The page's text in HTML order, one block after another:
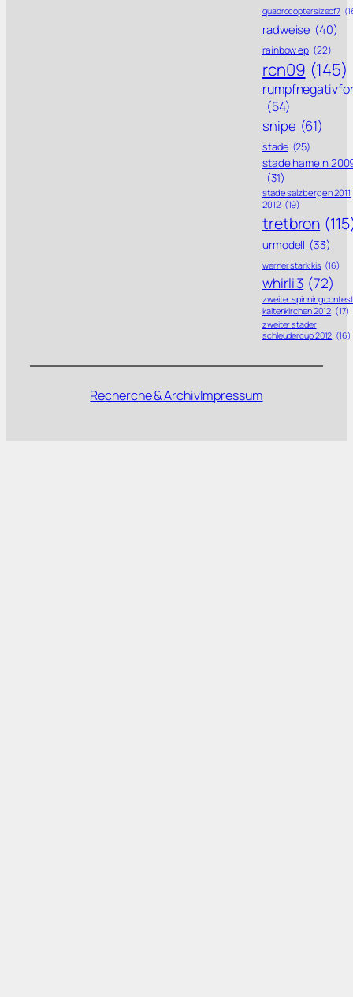
quadrocoptersizeof7
radweise (40)
rainbow ep (22)
rcn09 (145)
(54)
snipe (61)
stade (25)
stade hameln
(31)
stade salzbergen 2011
2012 (19)
tretbron
urmodell (33)
werner stark kis (16)
whirli 3 (72)
zweiter spinning contest
kaltenkirchen 2012 (17)
zweiter stader
schleudercup 2012 (16)
Recherche & ArchivImpressum